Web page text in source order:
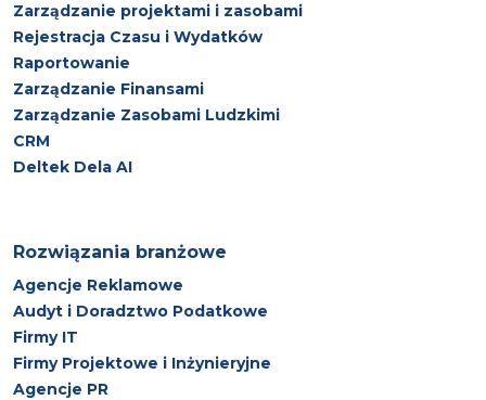
Zarządzanie projektami i zasobami
Rejestracja Czasu i Wydatków
Raportowanie
Zarządzanie Finansami
Zarządzanie Zasobami Ludzkimi
CRM
Deltek Dela AI
Rozwiązania branżowe
Agencje Reklamowe
Audyt i Doradztwo Podatkowe
Firmy IT
Firmy Projektowe i Inżynieryjne
Agencje PR